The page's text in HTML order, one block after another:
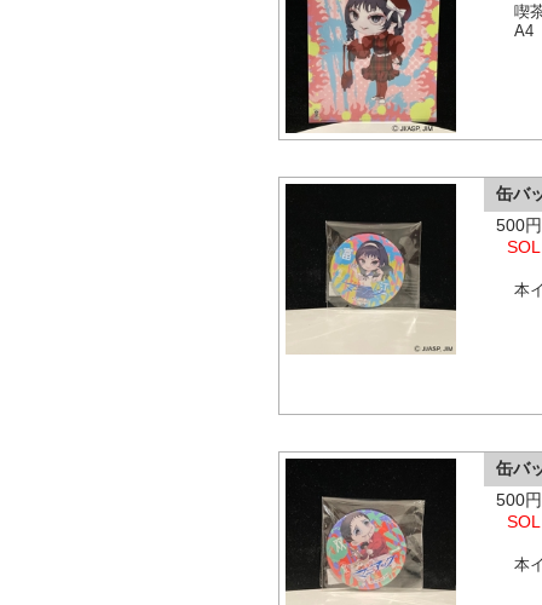
喫
A4
缶バ
500
本
缶バ
500
本